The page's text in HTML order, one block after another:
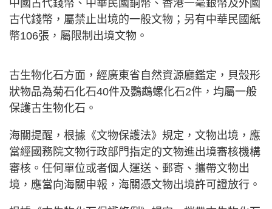
中國古代錢幣、中華民國銅幣、香港一毫銀幣及外國
古代錢幣，屬禁止出境的一般文物；另有中華民國紙
幣106張，屬限制出境文物。
古生物化石方面，經廣東省自然資源廳鑑定，貝殼形
狀物品為菊石化石40件及鸚鵡螺化石2件，均屬一般
保護古生物化石。
海關提醒，根據《文物保護法》規定，文物出境，應
當經國務院文物行政部門指定的文物進出境審核機構
審核。任何單位或者個人運送、郵寄、攜帶文物出
境，應當向海關申報，海關憑文物出境許可證放行。